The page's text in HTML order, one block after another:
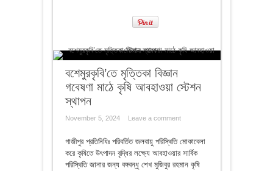
বশেমুরকৃবি’তে মৃত্তিকা বিজ্ঞান
গবেষণা মাঠে কৃষি আবহাওয়া স্টেশন
স্থাপন
November 5, 2024 Leave a comment
গাজীপুর প্রতিনিধিঃ পরিবর্তিত জলবায়ু পরিস্থিতি মোকাবেলা
করে কৃষিতে উৎপাদন বৃদ্ধির লক্ষ্যে আবহাওয়ার সার্বিক
পরিস্থিতি জানার জন্য বঙ্গবন্ধু শেখ মুজিবুর রহমান কৃষি